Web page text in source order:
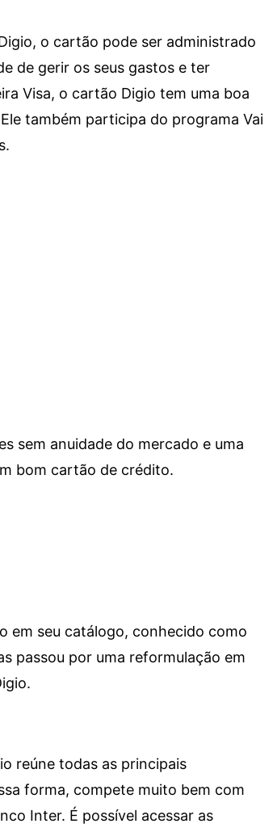
o cartão pode ser administrado
de gerir os seus gastos e ter
Visa, o cartão Digio tem uma boa
também participa do programa Vai
sem anuidade do mercado e uma
bom cartão de crédito.
em seu catálogo, conhecido como
passou por uma reformulação em
reúne todas as principais
forma, compete muito bem com
Inter. É possível acessar as